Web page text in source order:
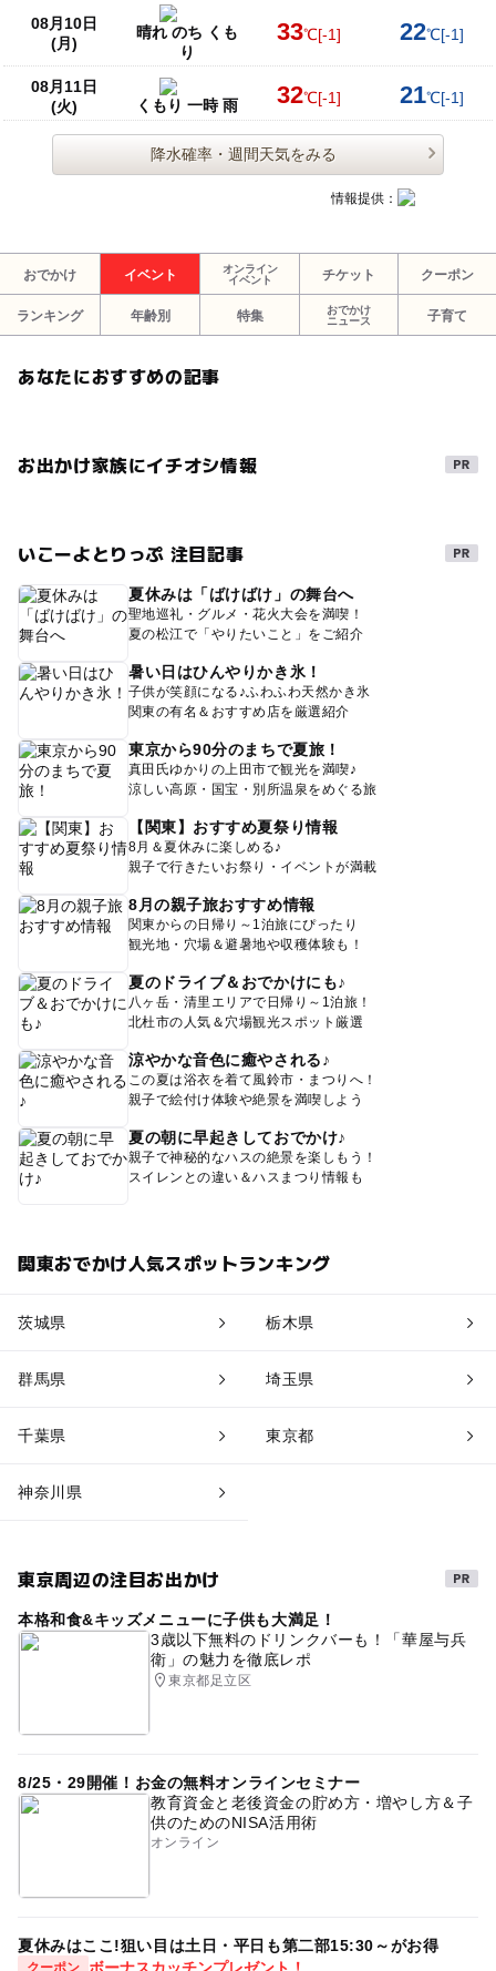
08月10日
(月)
晴れ のち くも
り
33℃[-1] 22℃[-1]
08月11日
(火)
くもり 一時 雨 32℃[-1] 21℃[-1]
降水確率・週間天気をみる
情報提供：
おでかけ イベント
オンライン
イベント
チケット クーポン
ランキング 年齢別 特集
おでかけ
ニュース
子育て
あなたにおすすめの記事
お出かけ家族にイチオシ情報
いこーよとりっぷ 注目記事
夏休みは「ばけばけ」の舞台へ
聖地巡礼・グルメ・花火大会を満喫！
夏の松江で「やりたいこと」をご紹介
暑い日はひんやりかき氷！
子供が笑顔になる♪ふわふわ天然かき氷
関東の有名＆おすすめ店を厳選紹介
東京から90分のまちで夏旅！
真田氏ゆかりの上田市で観光を満喫♪
涼しい高原・国宝・別所温泉をめぐる旅
【関東】おすすめ夏祭り情報
8月＆夏休みに楽しめる♪
親子で行きたいお祭り・イベントが満載
8月の親子旅おすすめ情報
関東からの日帰り～1泊旅にぴったり
観光地・穴場＆避暑地や収穫体験も！
夏のドライブ＆おでかけにも♪
八ヶ岳・清里エリアで日帰り～1泊旅！
北杜市の人気＆穴場観光スポット厳選
涼やかな音色に癒やされる♪
この夏は浴衣を着て風鈴市・まつりへ！
親子で絵付け体験や絶景を満喫しよう
夏の朝に早起きしておでかけ♪
親子で神秘的なハスの絶景を楽しもう！
スイレンとの違い＆ハスまつり情報も
関東おでかけ人気スポットランキング
茨城県 栃木県
群馬県 埼玉県
千葉県 東京都
神奈川県
東京周辺の注目お出かけ
本格和食&キッズメニューに子供も大満足！
3歳以下無料のドリンクバーも！「華屋与兵
衛」の魅力を徹底レポ
東京都足立区
8/25・29開催！お金の無料オンラインセミナー
教育資金と老後資金の貯め方・増やし方＆子
供のためのNISA活用術
オンライン
夏休みはここ!狙い目は土日・平日も第二部15:30～がお得
クーポン ボーナスカッチンプレゼント！